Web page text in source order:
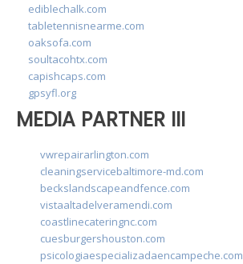
ediblechalk.com
tabletennisnearme.com
oaksofa.com
soultacohtx.com
capishcaps.com
gpsyfl.org
MEDIA PARTNER III
vwrepairarlington.com
cleaningservicebaltimore-md.com
beckslandscapeandfence.com
vistaaltadelveramendi.com
coastlinecateringnc.com
cuesburgershouston.com
psicologiaespecializadaencampeche.com